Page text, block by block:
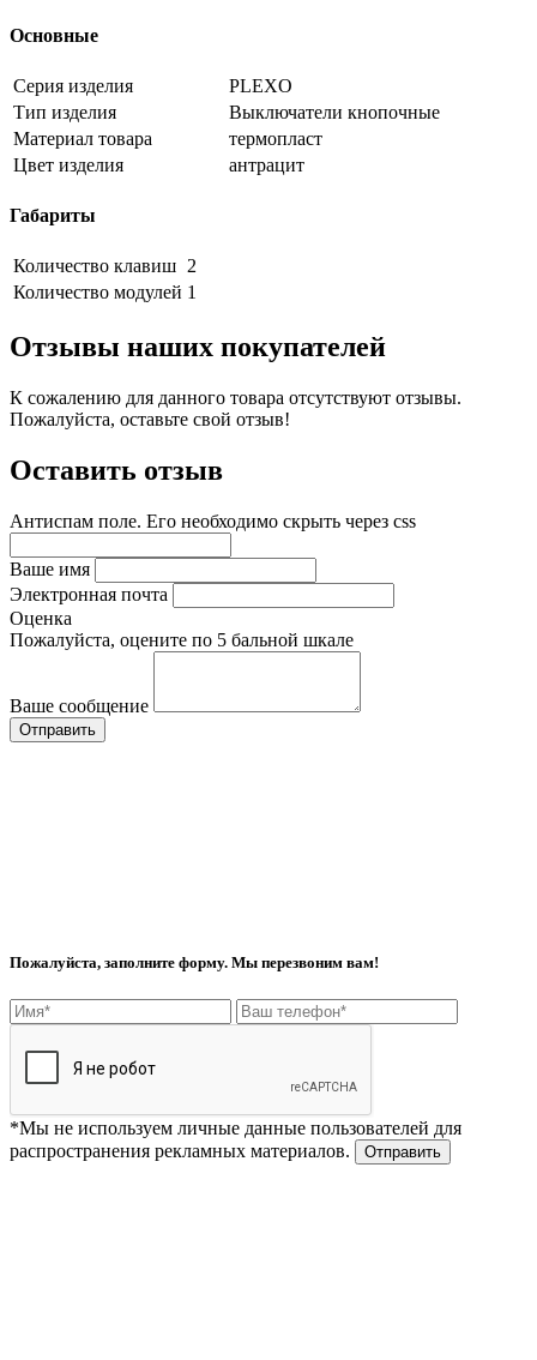
Основные
Серия изделия
PLEXO
Тип изделия
Выключатели кнопочные
Материал товара
термопласт
Цвет изделия
антрацит
Габариты
Количество клавиш 2
Количество модулей 1
Отзывы наших покупателей
К сожалению для данного товара отсутствуют отзывы.
Пожалуйста, оставьте свой отзыв!
Оставить отзыв
Антиспам поле. Его необходимо скрыть через css
Ваше имя
Электронная почта
Оценка
Пожалуйста, оцените по 5 бальной шкале
Ваше сообщение
Отправить
Пожалуйста, заполните форму. Мы перезвоним вам!
*Мы не используем личные данные пользователей для
распространения рекламных материалов.
Отправить